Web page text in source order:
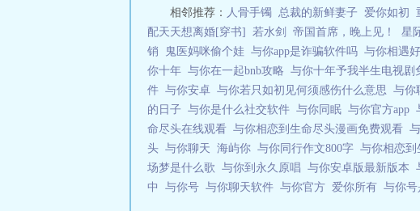
相邻推荐： 人骨手镯 总裁的新鲜妻子 爱你如初
配天天想离婚[穿书]
若水剑 帝国首席，晚上见！ 星
销
鬼医妈咪偷个娃 与你app是诈骗软件吗 与你相遇
你十年 与你在一起bnb攻略 与你十年予我半生电视剧
件 与你安卓 与你若只如初见何须感伤什么意思 与你
的日子 与你是什么社交软件 与你同眠 与你官方app
命尽头在线观看 与你相恋到生命尽头漫画免费观看
头 与你聊天 海屿你 与你同行作文800字 与你相恋到
场梦是什么歌 与你到永久原唱 与你安卓版最新版本
中 与你号 与你聊天软件 与你官方 爱你所有 与你